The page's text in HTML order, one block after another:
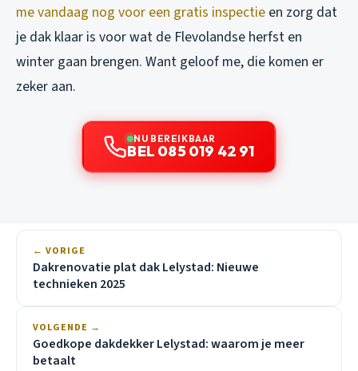
me vandaag nog voor een gratis inspectie en zorg dat
je dak klaar is voor wat de Flevolandse herfst en
winter gaan brengen. Want geloof me, die komen er
zeker aan.
NU BEREIKBAAR
BEL 085 019 42 91
← VORIGE
Dakrenovatie plat dak Lelystad: Nieuwe
technieken 2025
VOLGENDE →
Goedkope dakdekker Lelystad: waarom je meer
betaalt